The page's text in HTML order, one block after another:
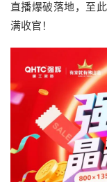
直播爆破落地，至
满收官！